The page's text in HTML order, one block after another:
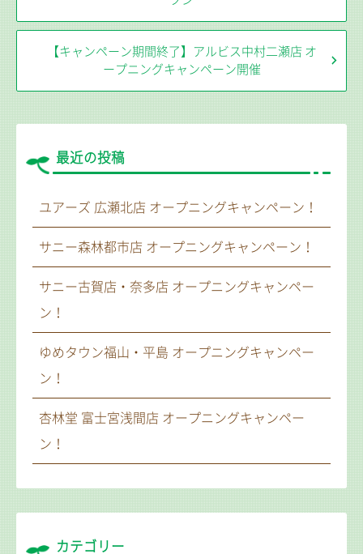
【キャンペーン期間終了】アルビス中村二瀬店 オ
ープニングキャンペーン開催
最近の投稿
ユアーズ 広瀬北店 オープニングキャンペーン！
サニー森林都市店 オープニングキャンペーン！
サニー古賀店・奈多店 オープニングキャンペー
ン！
ゆめタウン福山・平島 オープニングキャンペー
ン！
杏林堂 富士宮浅間店 オープニングキャンペー
ン！
カテゴリー